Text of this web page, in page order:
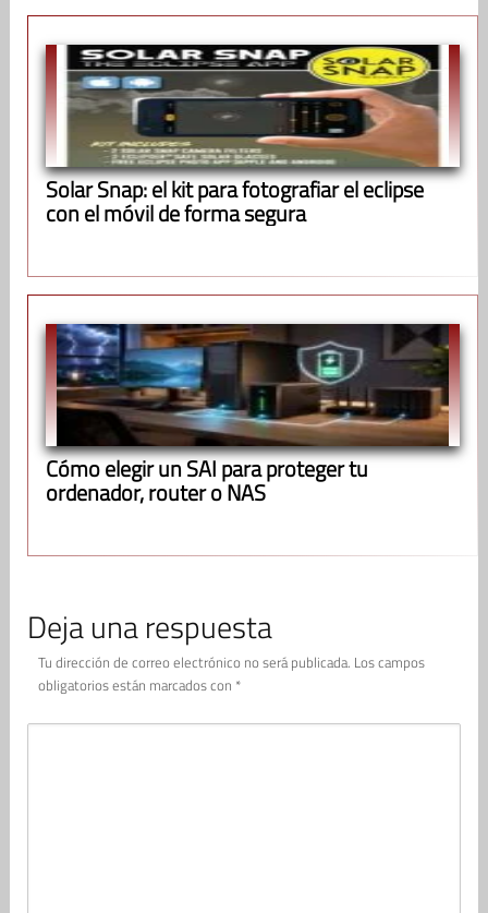
Solar Snap: el kit para fotografiar el eclipse
con el móvil de forma segura
Cómo elegir un SAI para proteger tu
ordenador, router o NAS
Deja una respuesta
Tu dirección de correo electrónico no será publicada. Los campos
obligatorios están marcados con *